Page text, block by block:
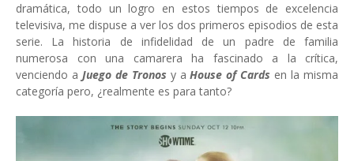
dramática, todo un logro en estos tiempos de excelencia
televisiva, me dispuse a ver los dos primeros episodios de esta
serie. La historia de infidelidad de un padre de familia
numerosa con una camarera ha fascinado a la crítica,
venciendo a Juego de Tronos y a House of Cards en la misma
categoría pero, ¿realmente es para tanto?